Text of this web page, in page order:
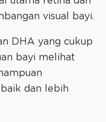
visual bayi.
DHA yang cukup
bayi melihat
dan lebih